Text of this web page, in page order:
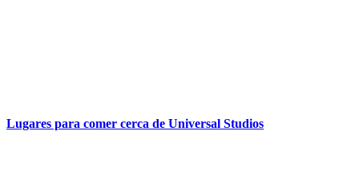
Lugares para comer cerca de Universal Studios